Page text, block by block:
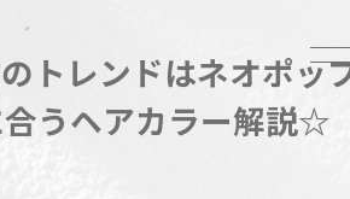
トレンドはネオポッ
うヘアカラー解説☆